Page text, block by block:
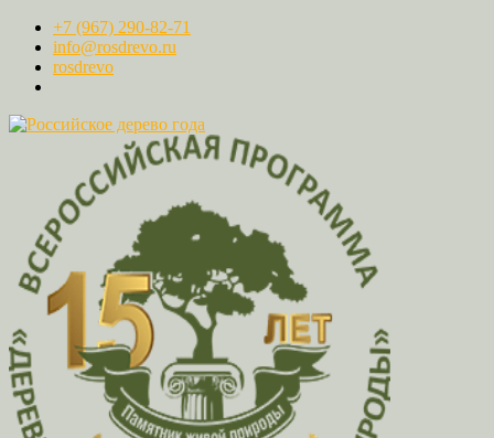
+7 (967) 290-82-71
info@rosdrevo.ru
rosdrevo